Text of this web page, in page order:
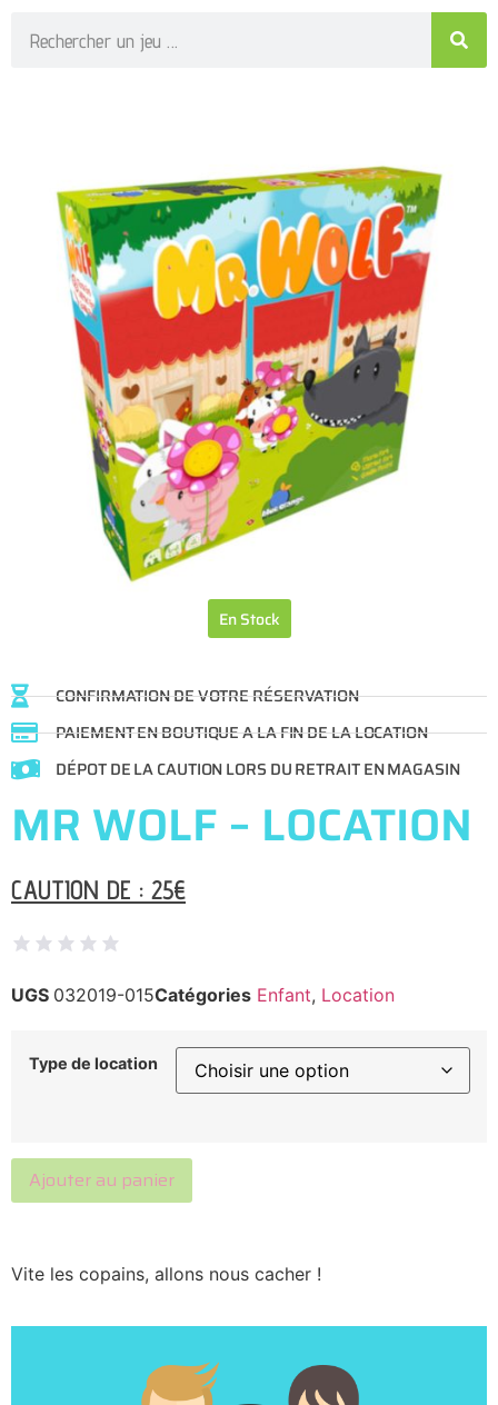
En Stock
CONFIRMATION DE VOTRE RÉSERVATION
PAIEMENT EN BOUTIQUE A LA FIN DE LA LOCATION
DÉPOT DE LA CAUTION LORS DU RETRAIT EN MAGASIN
MR WOLF – LOCATION
CAUTION DE : 25€
UGS 032019-015Catégories Enfant, Location
Type de location
Ajouter au panier
Vite les copains, allons nous cacher !